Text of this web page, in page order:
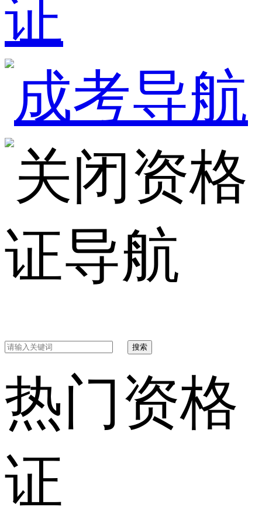
证
资格
证导航
搜索
热门资格
证